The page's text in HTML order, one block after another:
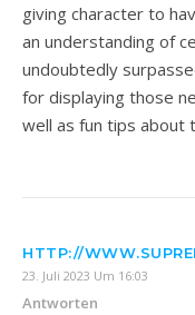
giving character to
an understanding of
undoubtedly
for displaying those
well as fun tips about
HTTP://
23. Juli 2023 Um 16:03
Antworten